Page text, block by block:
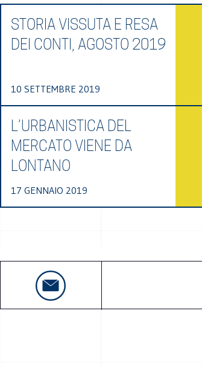
STORIA VISSUTA E RESA
DEI CONTI, AGOSTO 2019
10 SETTEMBRE 2019
L’URBANISTICA DEL
MERCATO VIENE DA
LONTANO
17 GENNAIO 2019